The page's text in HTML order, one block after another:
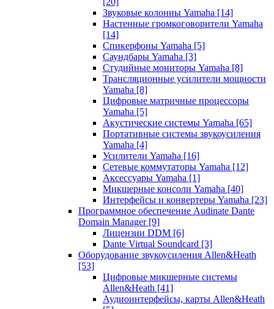
Звуковые колонны Yamaha [14]
Настенные громкоговорители Yamaha
[14]
Спикерфоны Yamaha [5]
Саундбары Yamaha [3]
Студийные мониторы Yamaha [8]
Трансляционные усилители мощности
Yamaha [8]
Цифровые матричные процессоры
Yamaha [5]
Акустические системы Yamaha [65]
Портативные системы звукоусиления
Yamaha [4]
Усилители Yamaha [16]
Сетевые коммутаторы Yamaha [12]
Аксессуары Yamaha [1]
Микшерные консоли Yamaha [40]
Интерфейсы и конвертеры Yamaha [23]
Программное обеспечение Audinate Dante
Domain Manager [9]
Лицензии DDM [6]
Dante Virtual Soundcard [3]
Оборудование звукоусиления Allen&Heath
[53]
Цифровые микшерные системы
Allen&Heath [41]
Аудиоинтерфейсы, карты Allen&Heath